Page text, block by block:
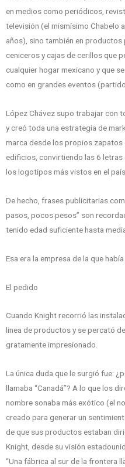
en medios como periódicos,
televisión (el mismísimo Chabelo
años), sino también en
ceniceros y cajas de cerillos que
cualquier hogar mexicano y que
como en grandes eventos
López Chávez supo trabajar con
y creó toda una estrategia de
marca desde los propios
edificios, convirtiendo las 6 letras
los logotipos más vistos en el país.
De hecho, frases publicitarias
pasos, pocos pesos” son
tenido edad suficiente hasta
Esa era la empresa de la que
El pedido
Cuando Knight recorrió las
linea de productos y se percató
gratamente impresionado.
La única duda que le surgió fue:
llamaba “Canadá”? A lo que los
nombre sonaba más exótico (el
creado para generar un
de que sus productos estaban
Knight, desde su visión
“Una fábrica al sur de la frontera